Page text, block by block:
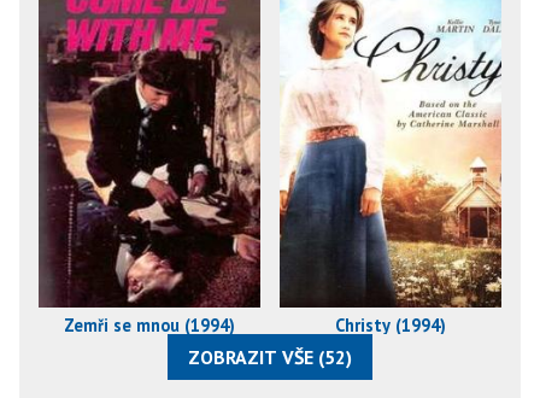
Zemři se mnou (1994) Christy (1994)
ZOBRAZIT VŠE (52)